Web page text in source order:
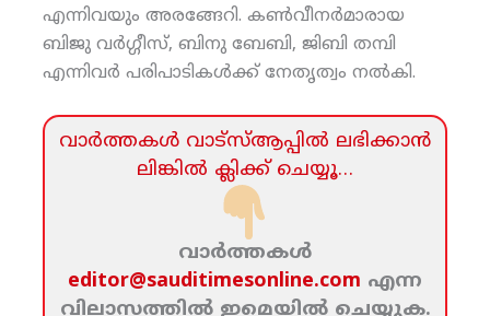
എന്നിവയും അരങ്ങേറി. കണ്‍വീനര്‍മാരായ
ബിജു വര്‍ഗ്ഗീസ്, ബിനു ബേബി, ജിബി തമ്പി
എന്നിവര്‍ പരിപാടികള്‍ക്ക് നേതൃത്വം നല്‍കി.
വാര്‍ത്തകള്‍ വാട്‌സ്‌ആപ്പില്‍ ലഭിക്കാന്‍
ലിങ്കില്‍ ക്ലിക്ക്‌ ചെയ്യൂ…
വാര്‍ത്തകള്‍
editor@sauditimesonline.com എന്ന
വിലാസത്തില്‍ ഇമെയില്‍ ചെയ്യുക.